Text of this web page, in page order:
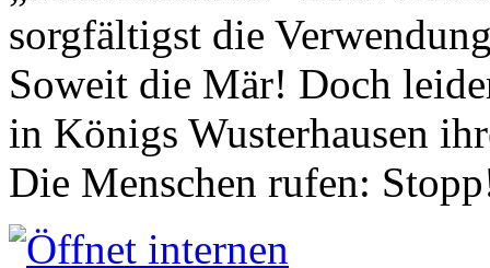
sorgfältigst die
Soweit die Mär! Doch
in Königs Wusterhausen
Die Menschen rufen: